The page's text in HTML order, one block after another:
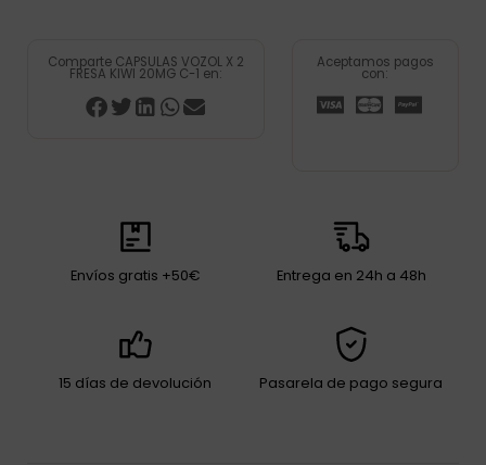
Comparte CAPSULAS VOZOL X 2
FRESA KIWI 20MG C-1 en:
Aceptamos pagos
con:
Envíos gratis +50€ Entrega en 24h a 48h
15 días de devolución Pasarela de pago segura